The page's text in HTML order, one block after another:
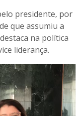
presidente, por
que assumiu a
na política
liderança.